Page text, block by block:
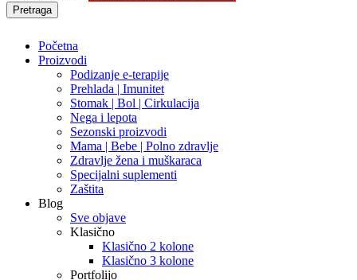
Pretraga
Početna
Proizvodi
Podizanje e-terapije
Prehlada | Imunitet
Stomak | Bol | Cirkulacija
Nega i lepota
Sezonski proizvodi
Mama | Bebe | Polno zdravlje
Zdravlje žena i muškaraca
Specijalni suplementi
Zaštita
Blog
Sve objave
Klasično
Klasično 2 kolone
Klasično 3 kolone
Portfolijo